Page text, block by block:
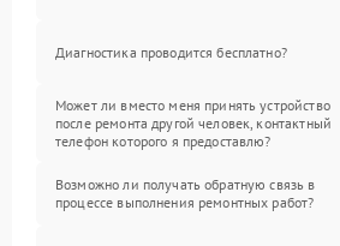
Диагностика проводится бесплатно?
Может ли вместо меня принять устройство
после ремонта другой человек, контактный
телефон которого я предоставлю?
Возможно ли получать обратную связь в
процессе выполнения ремонтных работ?